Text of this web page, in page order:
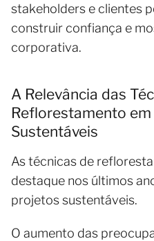
stakeholders e clientes
construir confiança e
corporativa.
A Relevância das
Reflorestamento
Sustentáveis
As técnicas de
destaque nos últimos
projetos sustentáveis.
O aumento das